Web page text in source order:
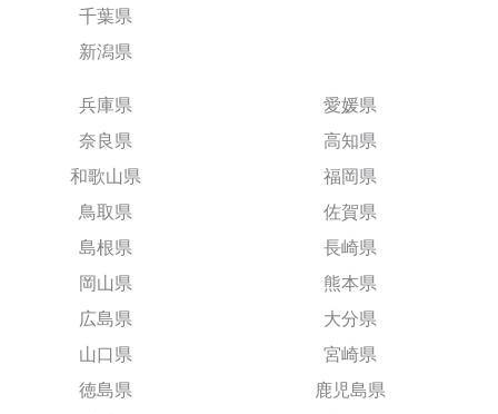
千葉県
新潟県
兵庫県
奈良県
和歌山県
鳥取県
島根県
岡山県
広島県
山口県
徳島県
愛媛県
高知県
福岡県
佐賀県
長崎県
熊本県
大分県
宮崎県
鹿児島県